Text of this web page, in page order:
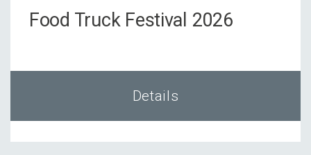
Food Truck Festi­val 2026
Details